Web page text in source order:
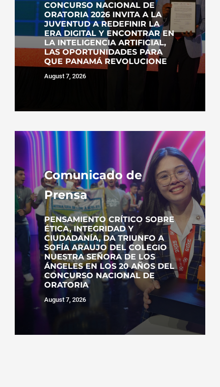
CONCURSO NACIONAL DE
ORATORIA 2026 INVITA A LA
JUVENTUD A REDEFINIR LA
ERA DIGITAL Y ENCONTRAR EN
LA INTELIGENCIA ARTIFICIAL,
LAS OPORTUNIDADES PARA
QUE PANAMÁ REVOLUCIONE
August 7, 2026
Comunicado de
Prensa
PENSAMIENTO CRÍTICO SOBRE
ÉTICA, INTEGRIDAD Y
CIUDADANÍA, DA TRIUNFO A
SOFÍA ARAUJO DEL COLEGIO
NUESTRA SEÑORA DE LOS
ÁNGELES EN LOS 20 AÑOS DEL
CONCURSO NACIONAL DE
ORATORIA
August 7, 2026